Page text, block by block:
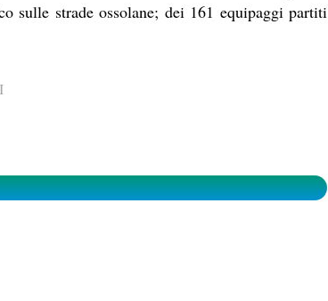
sulle strade ossolane; dei 161 equipaggi partiti